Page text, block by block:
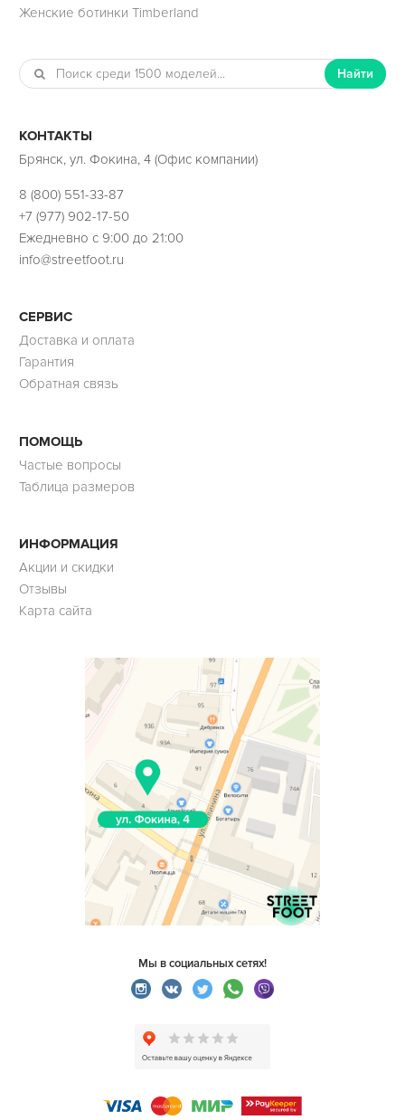
Женские ботинки Timberland
Найти
КОНТАКТЫ
Брянск, ул. Фокина, 4 (Офис компании)
8 (800) 551-33-87
+7 (977) 902-17-50
Ежедневно с 9:00 до 21:00
info@streetfoot.ru
СЕРВИС
Доставка и оплата
Гарантия
Обратная связь
ПОМОЩЬ
Частые вопросы
Таблица размеров
ИНФОРМАЦИЯ
Акции и скидки
Отзывы
Карта сайта
Мы в социальных сетях!